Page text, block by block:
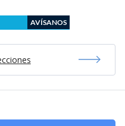
AVÍSANOS